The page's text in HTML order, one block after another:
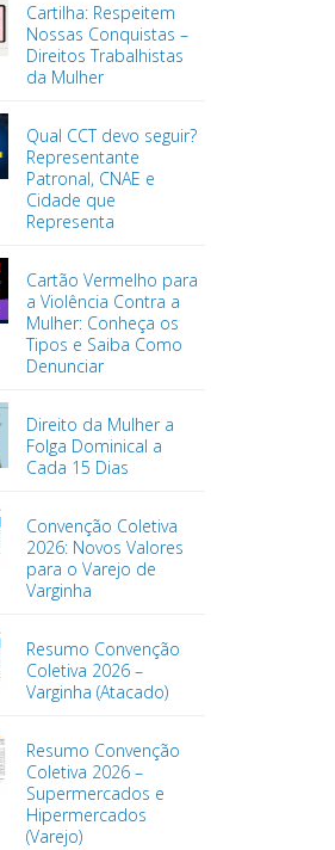
Cartilha: Respeitem
Nossas Conquistas –
Direitos Trabalhistas
da Mulher
Qual CCT devo seguir?
Representante
Patronal, CNAE e
Cidade que
Representa
Cartão Vermelho para
a Violência Contra a
Mulher: Conheça os
Tipos e Saiba Como
Denunciar
Direito da Mulher a
Folga Dominical a
Cada 15 Dias
Convenção Coletiva
2026: Novos Valores
para o Varejo de
Varginha
Resumo Convenção
Coletiva 2026 –
Varginha (Atacado)
Resumo Convenção
Coletiva 2026 –
Supermercados e
Hipermercados
(Varejo)